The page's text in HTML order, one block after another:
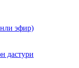
эфир)
дастури